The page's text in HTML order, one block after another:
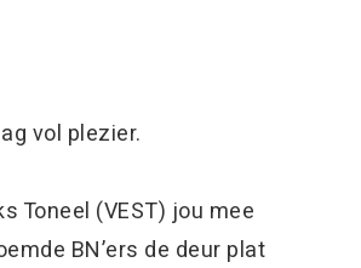
vol plezier.
Toneel (VEST) jou mee
BN’ers de deur plat